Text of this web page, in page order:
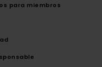
para miembros